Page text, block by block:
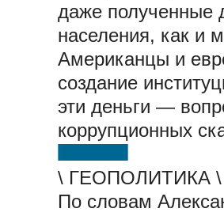
даже полученные
населения, как и
Американцы и
создание
эти деньги —
коррупционных
\ ГЕОПОЛИТИКА \
По словам